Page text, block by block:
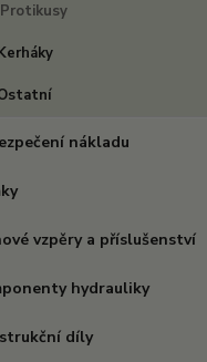
Protikusy
nákladu
vzpěry a příslušenství
hydrauliky
díly